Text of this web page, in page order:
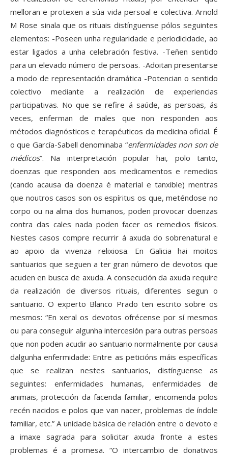
melloran e protexen a súa vida persoal e colectiva. Arnold
M Rose sinala que os rituais distínguense pólos seguintes
elementos: -Poseen unha regularidade e periodicidade, ao
estar ligados a unha celebración festiva. -Teñen sentido
para un elevado número de persoas. -Adoitan presentarse
a modo de representación dramática -Potencian o sentido
colectivo mediante a realización de experiencias
participativas. No que se refire á saúde, as persoas, ás
veces, enferman de males que non responden aos
métodos diagnósticos e terapéuticos da medicina oficial. É
o que García-Sabell denominaba “enfermidades non son de
médicos”. Na interpretación popular hai, polo tanto,
doenzas que responden aos medicamentos e remedios
(cando acausa da doenza é material e tanxible) mentras
que noutros casos son os espíritus os que, meténdose no
corpo ou na alma dos humanos, poden provocar doenzas
contra das cales nada poden facer os remedios físicos.
Nestes casos compre recurrir á axuda do sobrenatural e
ao apoio da vivenza relixiosa. En Galicia hai moitos
santuarios que seguen a ter gran número de devotos que
acuden en busca de axuda. A consecución da axuda require
da realización de diversos rituais, diferentes segun o
santuario. O experto Blanco Prado ten escrito sobre os
mesmos: “En xeral os devotos ofrécense por sí mesmos
ou para conseguir algunha intercesión para outras persoas
que non poden acudir ao santuario normalmente por causa
dalgunha enfermidade: Entre as peticións máis específicas
que se realizan nestes santuarios, distínguense as
seguintes: enfermidades humanas, enfermidades de
animais, protección da facenda familiar, encomenda polos
recén nacidos e polos que van nacer, problemas de índole
familiar, etc.” A unidade básica de relación entre o devoto e
a imaxe sagrada para solicitar axuda fronte a estes
problemas é a promesa. “O intercambio de donativos